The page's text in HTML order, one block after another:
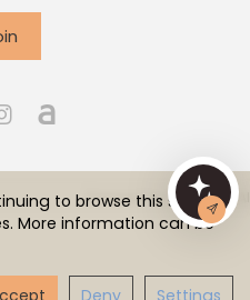
Powered by SOTESHOP AI
to browse this site you
More information can be
Settings
Deny